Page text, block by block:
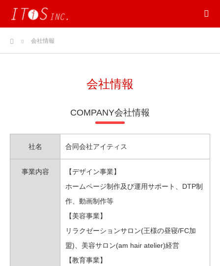
ホーム会社情報
会社情報
COMPANY会社情報
社名 合同会社アイティス
事業内容
【デザイン事業】
ホームページ制作及び運用サポート、DTP制
作、動画制作等
【美容事業】
リラクゼーションサロン(王様の昼寝/FC加
盟)、美容サロン(am hair atelier)経営
【教育事業】